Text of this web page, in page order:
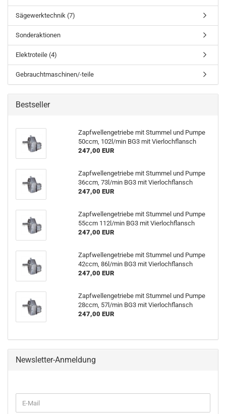
Sägewerktechnik (7)
Sonderaktionen
Elektroteile (4)
Gebrauchtmaschinen/-teile
Bestseller
Zapfwellengetriebe mit Stummel und Pumpe
50ccm, 102l/min BG3 mit Vierlochflansch
247,00 EUR
Zapfwellengetriebe mit Stummel und Pumpe
36ccm, 73l/min BG3 mit Vierlochflansch
247,00 EUR
Zapfwellengetriebe mit Stummel und Pumpe
55ccm 112l/min BG3 mit Vierlochflansch
247,00 EUR
Zapfwellengetriebe mit Stummel und Pumpe
42ccm, 86l/min BG3 mit Vierlochflansch
247,00 EUR
Zapfwellengetriebe mit Stummel und Pumpe
28ccm, 57l/min BG3 mit Vierlochflansch
247,00 EUR
Newsletter-Anmeldung